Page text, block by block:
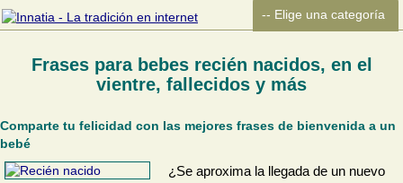
Frases para bebes recién nacidos, en el
vientre, fallecidos y más
Comparte tu felicidad con las mejores frases de bienvenida a un
bebé
¿Se aproxima la llegada de un nuevo